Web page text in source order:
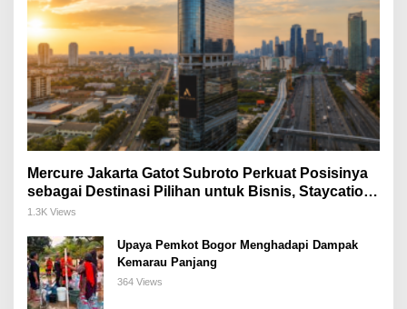
Mercure Jakarta Gatot Subroto Perkuat Posisinya
sebagai Destinasi Pilihan untuk Bisnis, Staycation,
Meeting, dan Kuliner di Jakarta Selatan
1.3K Views
Upaya Pemkot Bogor Menghadapi Dampak
Kemarau Panjang
364 Views